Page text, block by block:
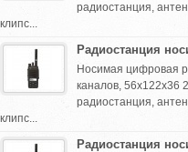
радиостанция,
клипс...
Радиостанция
Носимая цифровая
каналов, 56х122х36
радиостанция,
клипс...
Радиостанция